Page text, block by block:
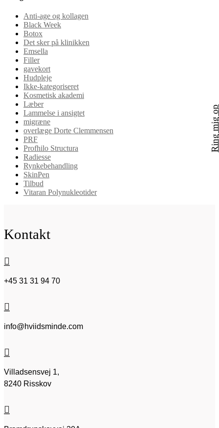
Anti-age og kollagen
Black Week
Botox
Det sker på klinikken
Emsella
Filler
gavekort
Hudpleje
Ikke-kategoriseret
Kosmetisk akademi
Læber
Lammelse i ansigtet
migræne
overlæge Dorte Clemmensen
PRF
Profhilo Structura
Radiesse
Rynkebehandling
SkinPen
Tilbud
Vitaran Polynukleotider
Kontakt

+45 31 31 94 70

info@hviidsminde.com

Villadsensvej 1,
8240 Risskov

Ring